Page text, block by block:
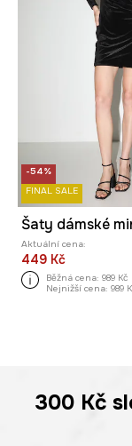
-54%
FINAL SALE
Šaty dámské
Aktuální cena:
449 Kč
Běžná cena: 989 Kč
Nejnižší cena: 989
300 Kč